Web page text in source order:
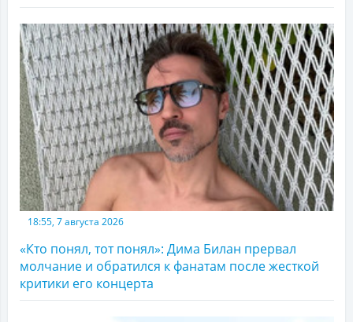
18:55, 7 августа 2026
«Кто понял, тот понял»: Дима Билан прервал
молчание и обратился к фанатам после жесткой
критики его концерта